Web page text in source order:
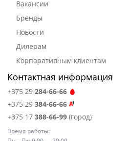
Вакансии
Бренды
Новости
Дилерам
Корпоративным клиентам
Контактная информация
+375 29 284-66-66
+375 29 384-66-66
+375 17 388-66-99 (город)
Время работы: